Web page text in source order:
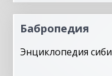
Бабропедия
Энциклопедия